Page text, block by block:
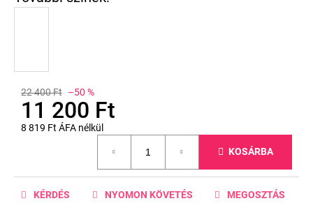
22 400 Ft –50 %
11 200 Ft
8 819 Ft ÁFA nélkül
KOSÁRBA
KÉRDÉS NYOMON KÖVETÉS MEGOSZTÁS